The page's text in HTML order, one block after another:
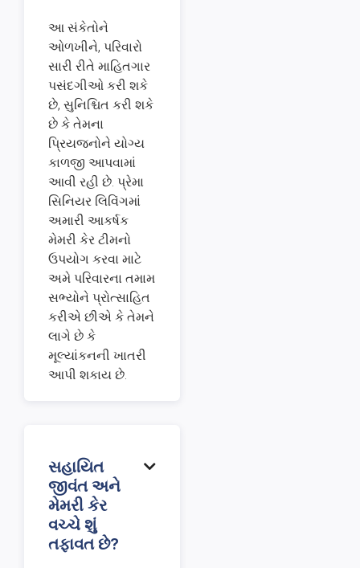
આ સંકેતોને
ઓળખીને, પરિવારો
સારી રીતે માહિતગાર
પસંદગીઓ કરી શકે
છે, સુનિશ્ચિત કરી શકે
છે કે તેમના
પ્રિયજનોને યોગ્ય
કાળજી આપવામાં
આવી રહી છે. પ્રેમા
સિનિયર લિવિંગમાં
અમારી આકર્ષક
મેમરી કેર ટીમનો
ઉપયોગ કરવા માટે
અમે પરિવારના તમામ
સભ્યોને પ્રોત્સાહિત
કરીએ છીએ કે તેમને
લાગે છે કે
મૂલ્યાંકનની ખાતરી
આપી શકાય છે.
સહાયિત
જીવંત અને
મેમરી કેર
વચ્ચે શું
તફાવત છે?
